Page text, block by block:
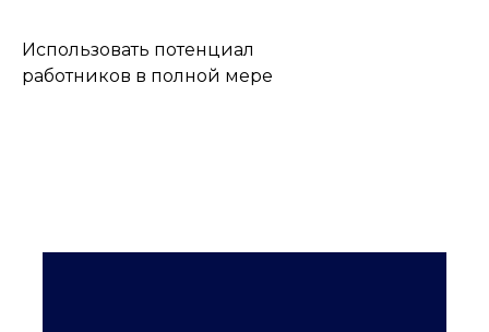
Использовать потенциал
работников в полной мере